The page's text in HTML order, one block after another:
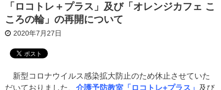
「ロコトレ＋プラス」及び「オレンジカフェ こ
ころの輪」の再開について
2020年7月27日
新型コロナウイルス感染拡大防止のため休止させていた
だいておりました、 介護予防教室「ロコトレ+プラス」
及び